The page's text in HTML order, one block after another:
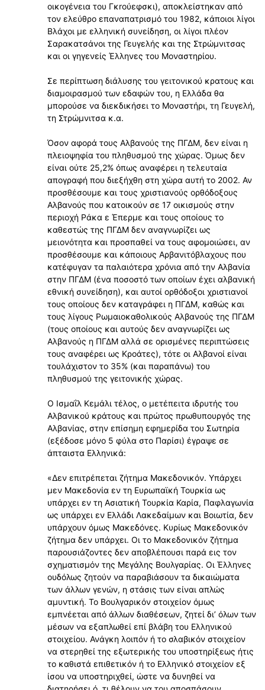
οικογένεια του Γκrούεφσκι), αποκλείστηκαν από
τον ελεύθρο επαναπατρισμό του 1982, κάποιοι λίγοι
Βλάχοι με ελληνική συνείδηση, οι λίγοι πλέον
Σαρακατσάνοι της Γευγελής και της Στρώμνιτσας
και οι γηγενείς Έλληνες του Μοναστηρίου.
Σε περίπτωση διάλυσης του γειτονικού κρατους και
διαμοιρασμού των εδαφών του, η Ελλάδα θα
μπορούσε να διεκδικήσει το Μοναστήρι, τη Γευγελή,
τη Στρώμνιτσα κ.α.
Όσον αφορά τους Αλβανούς της ΠΓΔΜ, δεν είναι η
πλειοψηφία του πληθυσμού της χώρας. Όμως δεν
είναι ούτε 25,2% όπως αναφέρει η τελευταία
απογραφή που διεξήχθη στη χώρα αυτή το 2002. Αν
προσθέσουμε και τους χριστιανούς ορθόδοξους
Αλβανούς που κατοικούν σε 17 οικισμούς στην
περιοχή Ράκα ε Έπερμε και τους οποίους το
καθεστώς της ΠΓΔΜ δεν αναγνωρίζει ως
μειονότητα και προσπαθεί να τους αφομοιώσει, αν
προσθέσουμε και κάποιους Αρβανιτόβλαχους που
κατέφυγαν τα παλαιότερα χρόνια από την Αλβανία
στην ΠΓΔΜ (ένα ποσοστό των οποίων έχει αλβανική
εθνική συνείδηση), και αυτοί ορθόδοξοι χριστιανοί
τους οποίους δεν καταγράφει η ΠΓΔΜ, καθώς και
τους λίγους Ρωμαιοκαθολικούς Αλβανούς της ΠΓΔΜ
(τους οποίους και αυτούς δεν αναγνωρίζει ως
Αλβανούς η ΠΓΔΜ αλλά σε ορισμένες περιπτώσεις
τους αναφέρει ως Κροάτες), τότε οι Αλβανοί είναι
τουλάχιστον το 35% (και παραπάνω) του
πληθυσμού της γειτονικής χώρας.
Ο Ισμαΐλ Κεμάλι τέλος, ο μετέπειτα ιδρυτής του
Αλβανικού κράτους και πρώτος πρωθυπουργός της
Αλβανίας, στην επίσημη εφημερίδα του Σωτηρία
(εξέδοσε μόνο 5 φύλα στο Παρίσι) έγραψε σε
άπταιστα Ελληνικά:
«Δεν επιτρέπεται ζήτημα Μακεδονικόν. Υπάρχει
μεν Μακεδονία εν τη Ευρωπαϊκή Τουρκία ως
υπάρχει εν τη Ασιατική Τουρκία Καρία, Παφλαγωνία
ως υπάρχει εν Ελλάδι Λακεδαίμων και Βοιωτία, δεν
υπάρχουν όμως Μακεδόνες. Κυρίως Μακεδονικόν
ζήτημα δεν υπάρχει. Οι το Μακεδονικόν ζήτημα
παρουσιάζοντες δεν αποβλέπουσι παρά εις τον
σχηματισμόν της Μεγάλης Βουλγαρίας. Οι Έλληνες
ουδόλως ζητούν να παραβιάσουν τα δικαιώματα
των άλλων γενών, η στάσις των είναι απλώς
αμυντική. Το Βουλγαρικόν στοιχείον όμως
εμπνέεται από άλλων διαθέσεων, ζητεί δι’ όλων των
μέσων να εξαπλωθεί επί βλάβη του Ελληνικού
στοιχείου. Ανάγκη λοιπόν ή το σλαβικόν στοιχείον
να στερηθεί της εξωτερικής του υποστηρίξεως ήτις
το καθιστά επιθετικόν ή το Ελληνικό στοιχείον εξ
ίσου να υποστηριχθεί, ώστε να δυνηθεί να